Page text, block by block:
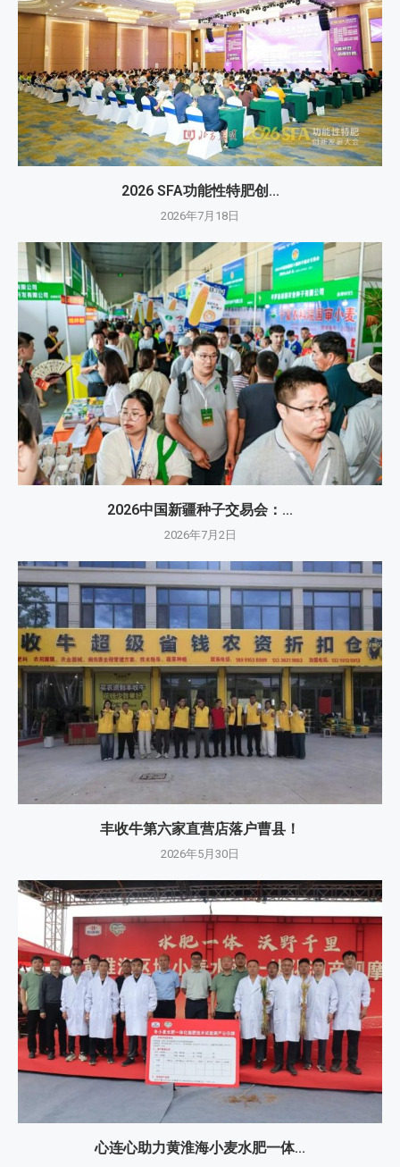
2026 SFA功能性特肥创...
2026年7月18日
2026中国新疆种子交易会：...
2026年7月2日
丰收牛第六家直营店落户曹县！
2026年5月30日
心连心助力黄淮海小麦水肥一体...